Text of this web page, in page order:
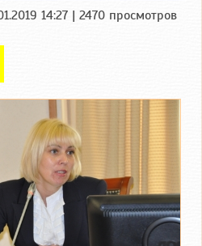
14:27 | 2470 просмотров